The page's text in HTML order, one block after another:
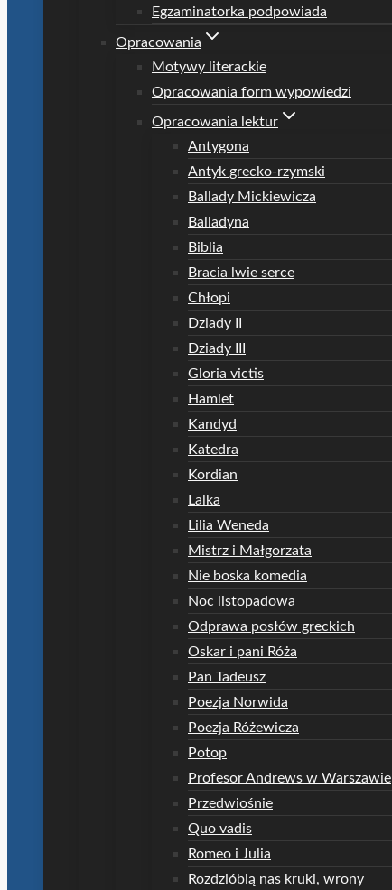
Egzaminatorka podpowiada
Opracowania
Motywy literackie
Opracowania form wypowiedzi
Opracowania lektur
Antygona
Antyk grecko-rzymski
Ballady Mickiewicza
Balladyna
Biblia
Bracia lwie serce
Chłopi
Dziady II
Dziady III
Gloria victis
Hamlet
Kandyd
Katedra
Kordian
Lalka
Lilia Weneda
Mistrz i Małgorzata
Nie boska komedia
Noc listopadowa
Odprawa posłów greckich
Oskar i pani Róża
Pan Tadeusz
Poezja Norwida
Poezja Różewicza
Potop
Profesor Andrews w Warszawie
Przedwiośnie
Quo vadis
Romeo i Julia
Rozdzióbią nas kruki, wrony